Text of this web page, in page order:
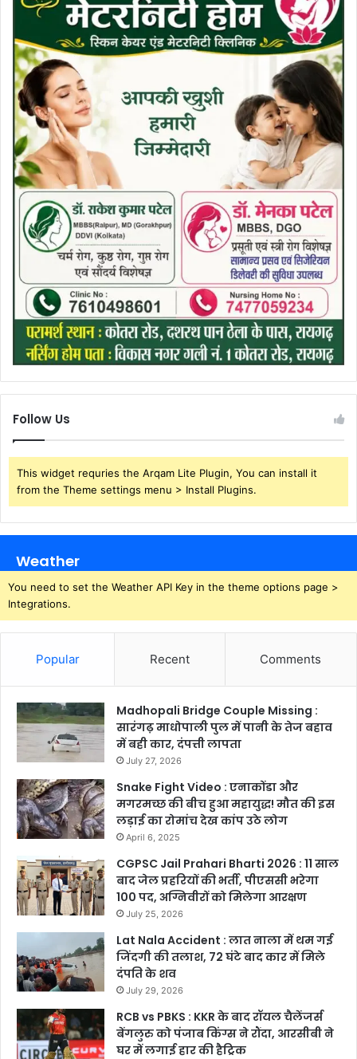
Follow Us
This widget requries the Arqam Lite Plugin, You can install it
from the Theme settings menu > Install Plugins.
Weather
You need to set the Weather API Key in the theme options page >
Integrations.
Popular Recent Comments
Madhopali Bridge Couple Missing :
सारंगढ़ माधोपाली पुल में पानी के तेज बहाव
में बही कार, दंपत्ती लापता
July 27, 2026
Snake Fight Video : एनाकोंडा और
मगरमच्छ की बीच हुआ महायुद्ध! मौत की इस
लड़ाई का रोमांच देख कांप उठे लोग
April 6, 2025
CGPSC Jail Prahari Bharti 2026 : 11 साल
बाद जेल प्रहरियों की भर्ती, पीएससी भरेगा
100 पद, अग्निवीरों को मिलेगा आरक्षण
July 25, 2026
Lat Nala Accident : लात नाला में थम गई
जिंदगी की तलाश, 72 घंटे बाद कार में मिले
दंपति के शव
July 29, 2026
RCB vs PBKS : KKR के बाद रॉयल चैलेंजर्स
बेंगलुरु को पंजाब किंग्स ने रौंदा, आरसीबी ने
घर में लगाई हार की हैट्रिक